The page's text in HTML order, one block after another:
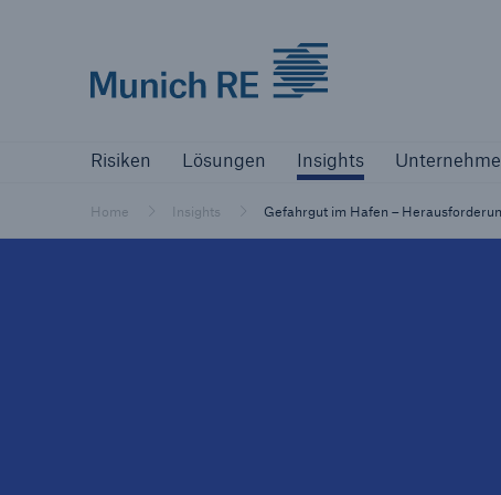
Risiken Lösungen Insights
Home Insights Gefahrgut im Hafen –
Risiken Lösungen
Bewältigen Sie Ihre Risiken mit unseren
Lösungen